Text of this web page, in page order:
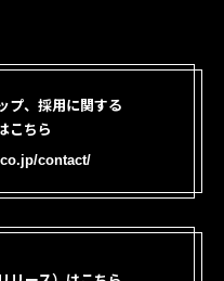
プ、採用に関する
こちら
contact/